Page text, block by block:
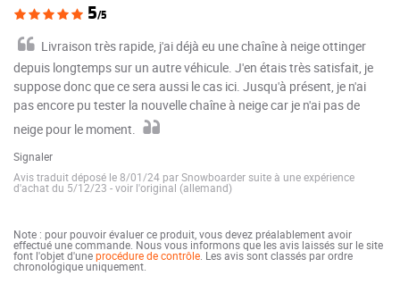
5/5
Livraison très rapide, j'ai déjà eu une chaîne à neige ottinger
depuis longtemps sur un autre véhicule. J'en étais très satisfait, je
suppose donc que ce sera aussi le cas ici. Jusqu'à présent, je n'ai
pas encore pu tester la nouvelle chaîne à neige car je n'ai pas de
neige pour le moment.
Signaler
Avis traduit déposé le 8/01/24 par Snowboarder suite à une expérience
d'achat du 5/12/23 -voir l'original (allemand)
Note : pour pouvoir évaluer ce produit, vous devez préalablement avoir
effectué une commande. Nous vous informons que les avis laissés sur le site
font l'objet d'uneprocédure de contrôle . Les avis sont classés par ordre
chronologique uniquement.